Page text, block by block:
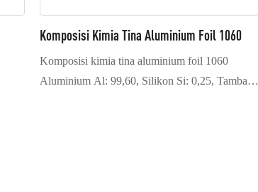
Komposisi Kimia Tina Aluminium Foil 1060
Komposisi kimia tina aluminium foil 1060
Aluminium Al: 99,60, Silikon Si: 0,25, Tambaga